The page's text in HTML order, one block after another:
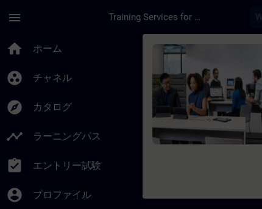
menu Training Services for Digital Industries
home ホーム
group_work チャネル
explore カタログ
timeline ラーニングパス
assignment_turned_in エントリー試験
account_circle プロファイル
コース - PCS7-